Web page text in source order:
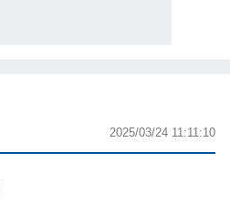
2025/03/24 11:11:10